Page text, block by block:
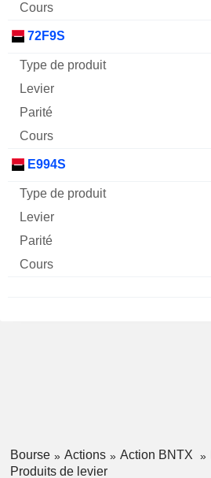
72F9S
E994S
Bourse Actions Action BNTX
Produits de levier